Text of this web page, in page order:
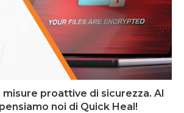
misure proattive di sicurezza. Al
noi di Quick Heal!